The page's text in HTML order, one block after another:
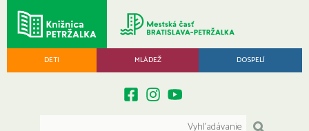
DETI MLÁDEŽ DOSPELÍ